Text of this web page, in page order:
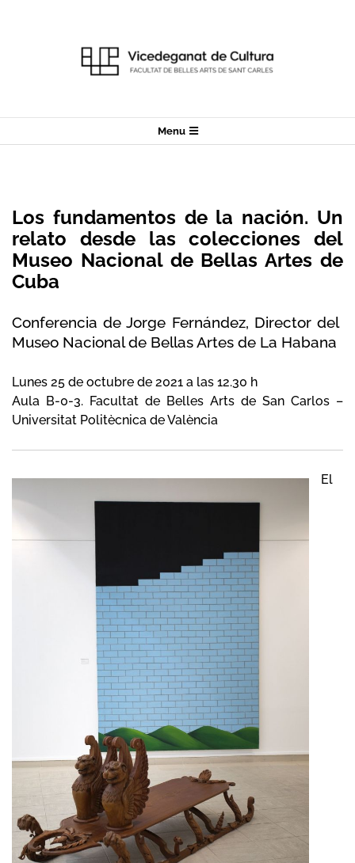
Navigation
Menu
Los fundamentos de la nación. Un
relato desde las colecciones del
Museo Nacional de Bellas Artes de
Cuba
Conferencia de Jorge Fernández, Director del
Museo Nacional de Bellas Artes de La Habana
Lunes 25 de octubre de 2021 a las 12.30 h
Aula B-0-3. Facultat de Belles Arts de San Carlos –
Universitat Politècnica de València
El